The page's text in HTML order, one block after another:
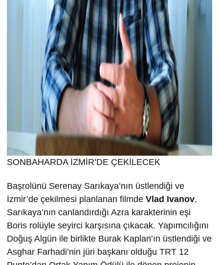
SONBAHARDA İZMİR’DE ÇEKİLECEK
Başrolünü Serenay Sarıkaya’nın üstlendiği ve
İzmir’de çekilmesi planlanan filmde Vlad Ivanov,
Sarıkaya’nın canlandırdığı Azra karakterinin eşi
Boris rolüyle seyirci karşısına çıkacak. Yapımcılığını
Doğuş Algün ile birlikte Burak Kaplan’ın üstlendiği ve
Asghar Farhadi’nin jüri başkanı olduğu TRT 12